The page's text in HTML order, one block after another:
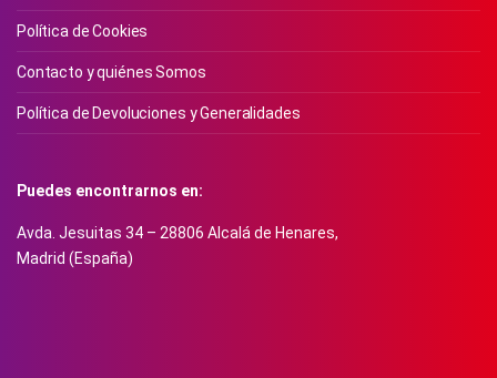
Política de Cookies
Contacto y quiénes Somos
Política de Devoluciones y Generalidades
Puedes encontrarnos en:
Avda. Jesuitas 34 – 28806 Alcalá de Henares,
Madrid (España)